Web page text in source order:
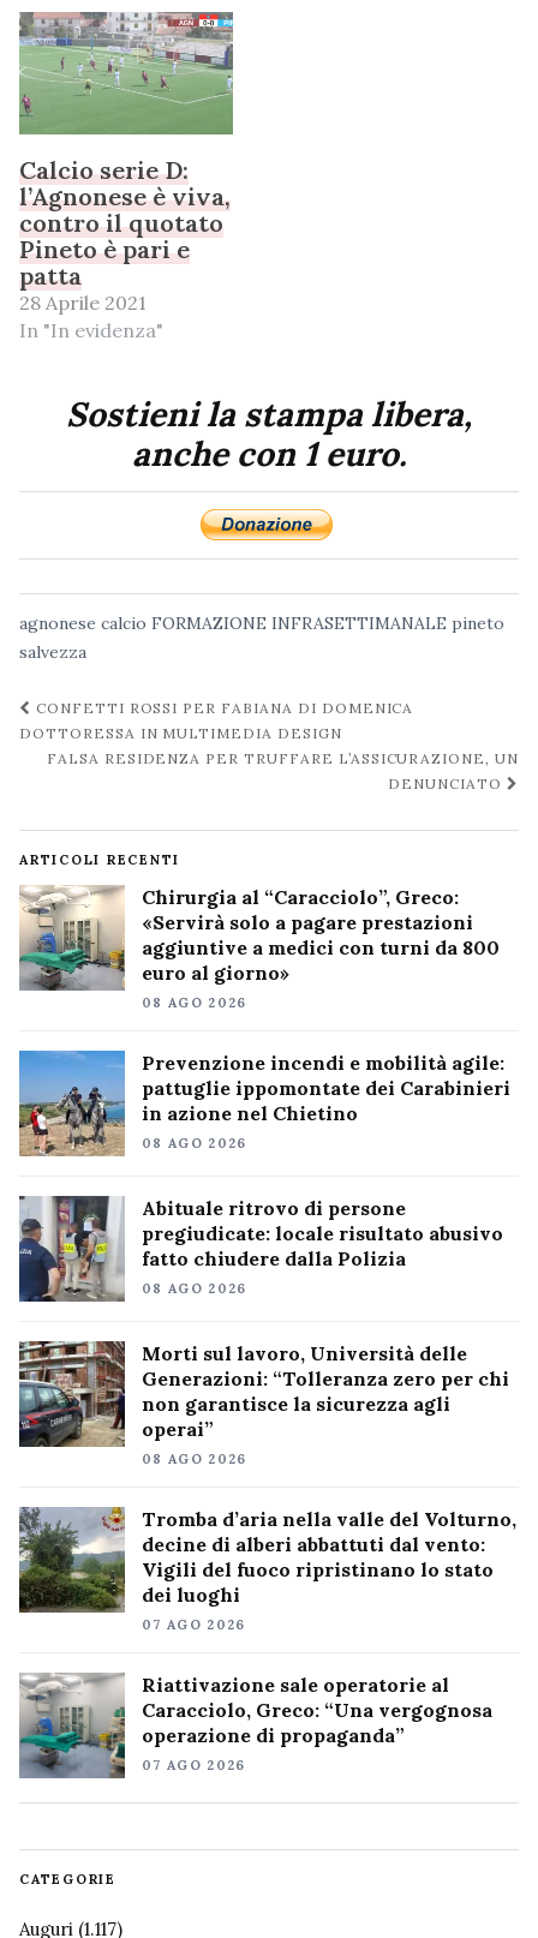
Calcio serie D:
l’Agnonese è viva,
contro il quotato
Pineto è pari e
patta
28 Aprile 2021
In "In evidenza"
Sostieni la stampa libera,
anche con 1 euro.
agnonese calcio FORMAZIONE INFRASETTIMANALE pineto
salvezza
Navigazione
post
CONFETTI ROSSI PER FABIANA DI DOMENICA
DOTTORESSA IN MULTIMEDIA DESIGN
FALSA RESIDENZA PER TRUFFARE L’ASSICURAZIONE, UN
DENUNCIATO
ARTICOLI RECENTI
Chirurgia al “Caracciolo”, Greco:
«Servirà solo a pagare prestazioni
aggiuntive a medici con turni da 800
euro al giorno»
08 AGO 2026
Prevenzione incendi e mobilità agile:
pattuglie ippomontate dei Carabinieri
in azione nel Chietino
08 AGO 2026
Abituale ritrovo di persone
pregiudicate: locale risultato abusivo
fatto chiudere dalla Polizia
08 AGO 2026
Morti sul lavoro, Università delle
Generazioni: “Tolleranza zero per chi
non garantisce la sicurezza agli
operai”
08 AGO 2026
Tromba d’aria nella valle del Volturno,
decine di alberi abbattuti dal vento:
Vigili del fuoco ripristinano lo stato
dei luoghi
07 AGO 2026
Riattivazione sale operatorie al
Caracciolo, Greco: “Una vergognosa
operazione di propaganda”
07 AGO 2026
CATEGORIE
Auguri (1.117)